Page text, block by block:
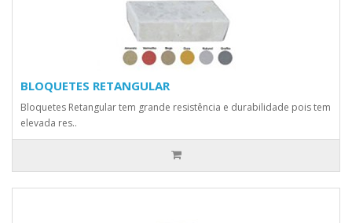
BLOQUETES RETANGULAR
Bloquetes Retangular tem grande resistência e durabilidade pois tem
elevada res..